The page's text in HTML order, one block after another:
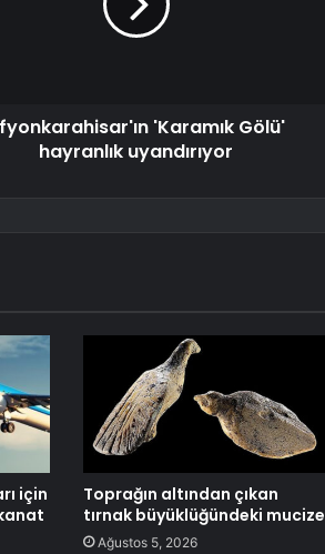
'Karamık Gölü'
hayranlık uyandırıyor
için
Toprağın altından çıkan
tırnak büyüklüğündeki mucize
Ağustos 5, 2026